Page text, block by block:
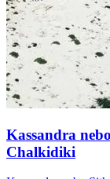
Kassandra
Chalkidiki